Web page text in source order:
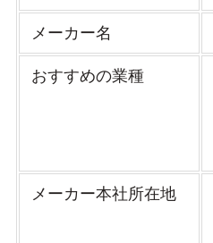
メーカー名
おすすめの業種
メーカー本社所在地